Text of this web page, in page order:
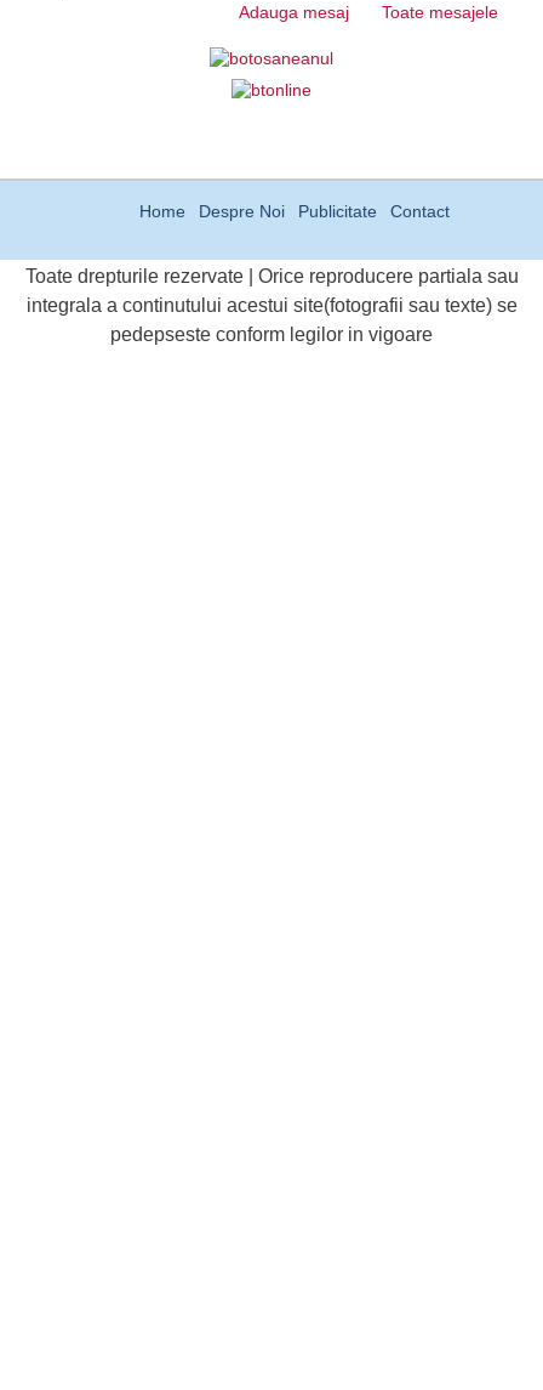
Adauga mesaj Toate mesajele
Home Despre Noi Publicitate Contact
Toate drepturile rezervate | Orice reproducere partiala sau
integrala a continutului acestui site(fotografii sau texte) se
pedepseste conform legilor in vigoare